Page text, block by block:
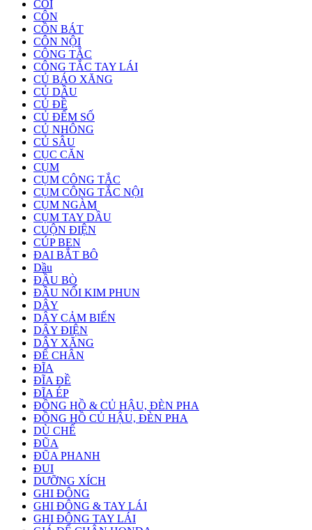
CÒI
CÔN
CỒN BÁT
CÔN NỘI
CÔNG TẮC
CÔNG TẮC TAY LÁI
CỦ BÁO XĂNG
CỦ DẦU
CỦ ĐỀ
CỦ ĐẾM SỐ
CỦ NHÔNG
CỦ SÂU
CỤC CĂN
CỤM
CỤM CÔNG TẮC
CỤM CÔNG TẮC NỘI
CỤM NGÀM
CỤM TAY DẦU
CUỘN ĐIỆN
CÚP BEN
ĐAI BẮT BÔ
Dầu
ĐẦU BÒ
ĐẦU NỐI KIM PHUN
DÂY
DÂY CẢM BIẾN
DÂY ĐIỆN
DÂY XĂNG
ĐỂ CHÂN
ĐĨA
ĐĨA ĐỀ
ĐĨA ÉP
ĐỒNG HỒ & CỦ HẬU, ĐÈN PHA
ĐỒNG HỒ CỦ HẬU, ĐÈN PHA
DÙ CHẾ
ĐŨA
ĐŨA PHANH
ĐUI
DƯỠNG XÍCH
GHI ĐÔNG
GHI ĐÔNG & TAY LÁI
GHI ĐÔNG TAY LÁI